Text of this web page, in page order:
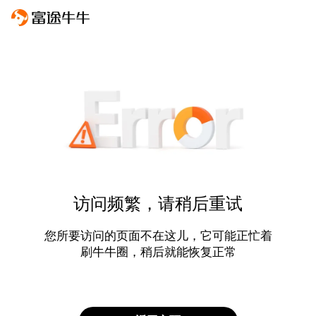
访问频繁，请稍后重试
您所要访问的页面不在这儿，它可能正忙着
刷牛牛圈，稍后就能恢复正常